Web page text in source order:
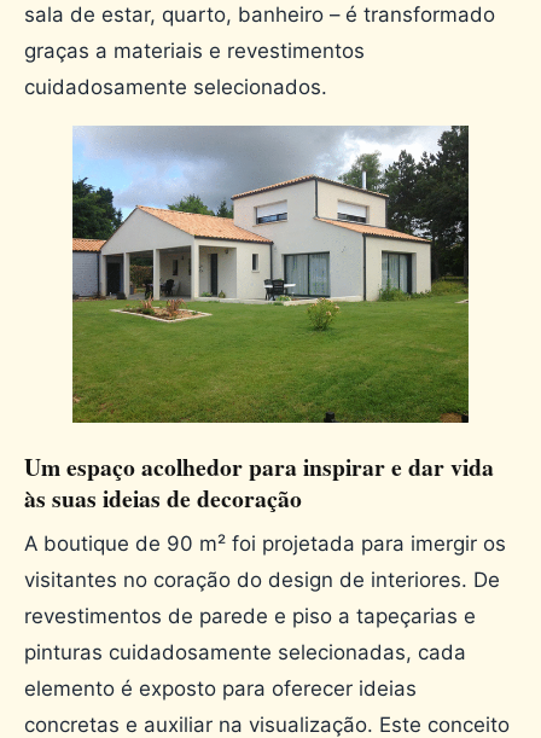
sala de estar, quarto, banheiro – é transformado
graças a materiais e revestimentos
cuidadosamente selecionados.
Um espaço acolhedor para inspirar e dar vida
às suas ideias de decoração
A boutique de 90 m² foi projetada para imergir os
visitantes no coração do design de interiores. De
revestimentos de parede e piso a tapeçarias e
pinturas cuidadosamente selecionadas, cada
elemento é exposto para oferecer ideias
concretas e auxiliar na visualização. Este conceito